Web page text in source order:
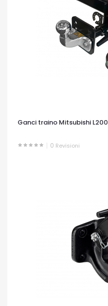
Ganci traino Mitsubishi L200
0 Revisioni
OCCHIATA VELOCE